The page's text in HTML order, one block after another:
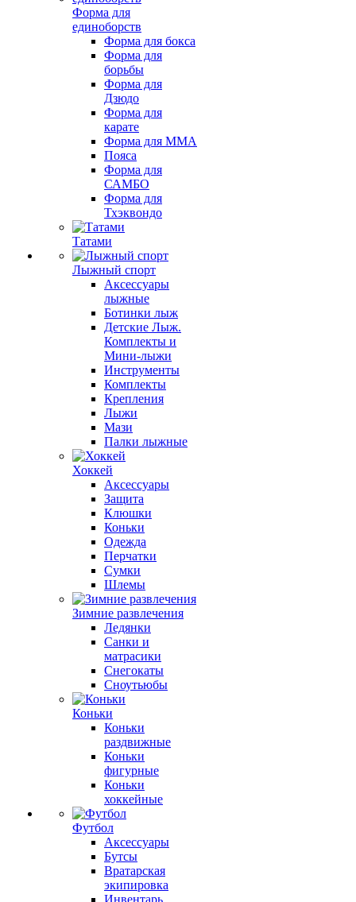
Форма для
единоборств
Форма для бокса
Форма для
борьбы
Форма для
Дзюдо
Форма для
карате
Форма для MMA
Пояса
Форма для
САМБО
Форма для
Тхэквондо
Татами
Лыжный спорт
Аксессуары
лыжные
Ботинки лыж
Детские Лыж.
Комплекты и
Мини-лыжи
Инструменты
Комплекты
Крепления
Лыжи
Мази
Палки лыжные
Хоккей
Аксессуары
Защита
Клюшки
Коньки
Одежда
Перчатки
Сумки
Шлемы
Зимние развлечения
Ледянки
Санки и
матрасики
Снегокаты
Сноутьюбы
Коньки
Коньки
раздвижные
Коньки
фигурные
Коньки
хоккейные
Футбол
Аксессуары
Бутсы
Вратарская
экипировка
Инвентарь